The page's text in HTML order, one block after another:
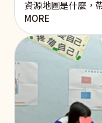
資源地圖是什麼，
MORE